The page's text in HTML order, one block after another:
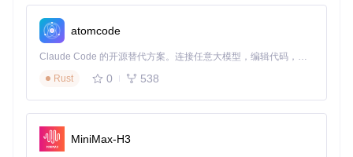
💻 3步开启云端漫游
打开QQ→设置→安全设置→消息记录
勾选"同步最近聊天记录至本机"
⚠️注意事项：
普通用户仅支持7天漫游，会员可延长至30天
atomcode
Claude Code 的开源替代方案。连接任意大模型，编辑代码，运行命令，自动验证 — 全自动执行。用 Rust 构建，极致性能。 ｜ An open-source alternative to Claude Code. Connect any LLM, edit code, run commands, and verify changes — autonomously. Built in Rust for speed. Get Started
Rust
0 538
MiniMax-H3